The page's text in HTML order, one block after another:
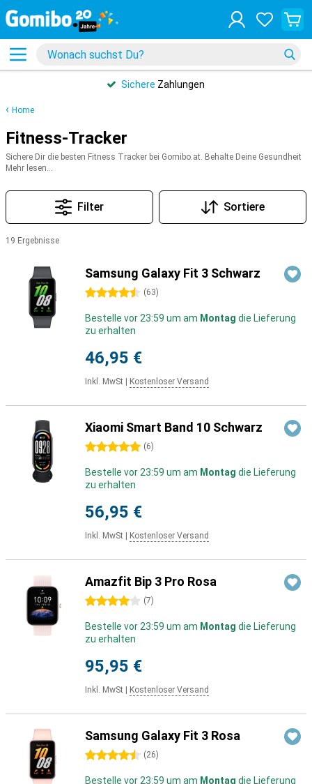
Sichere Zahlungen
Home
Fitness-Tracker
Sichere Dir die besten Fitness Tracker bei Gomibo.at. Behalte Deine Gesundheit
und sportlichen Leistungen im Blick! Mit Marken wie Samsung, Apple, Xiaomi,
und Fitnessziele unterstützt. Egal ob Schritte zählen, Herzfrequenz messen
oder Schlaf in der App überwachen – wir bieten eine breite Auswahl an
Testsieger Fitness Trackern.
Mehr lesen...
Filter Sortiere
19 Ergebnisse
Samsung Galaxy Fit 3 Schwarz
4.5 Sterne (63)
Bestelle vor 23:59 um am Montag die Lieferung
zu erhalten
46,95 €
Inkl. MwSt Kostenloser Versand
Xiaomi Smart Band 10 Schwarz
5 Sterne (6)
Bestelle vor 23:59 um am Montag die Lieferung
zu erhalten
56,95 €
Inkl. MwSt Kostenloser Versand
Amazfit Bip 3 Pro Rosa
4 Sterne (7)
Bestelle vor 23:59 um am Montag die Lieferung
zu erhalten
95,95 €
Inkl. MwSt Kostenloser Versand
Samsung Galaxy Fit 3 Rosa
4.5 Sterne (26)
Bestelle vor 23:59 um am Montag die Lieferung